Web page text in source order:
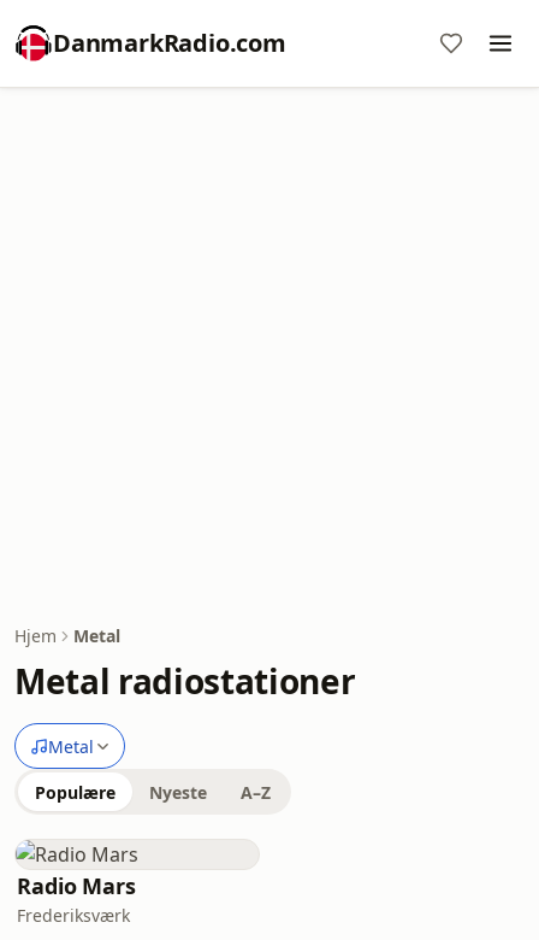
DanmarkRadio.com
Hjem Metal
Metal radiostationer
Metal
Populære Nyeste A–Z
Radio Mars
Frederiksværk